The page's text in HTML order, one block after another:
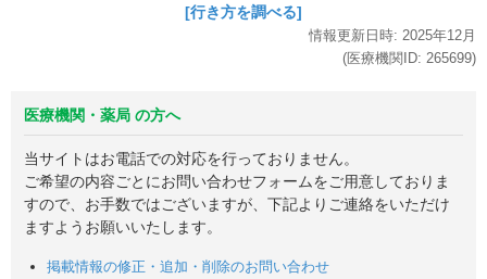
[行き方を調べる]
情報更新日時: 2025年12月
(医療機関ID: 265699)
医療機関・薬局 の方へ
当サイトはお電話での対応を行っておりません。
ご希望の内容ごとにお問い合わせフォームをご用意しておりま
すので、お手数ではございますが、下記よりご連絡をいただけ
ますようお願いいたします。
掲載情報の修正・追加・削除のお問い合わせ